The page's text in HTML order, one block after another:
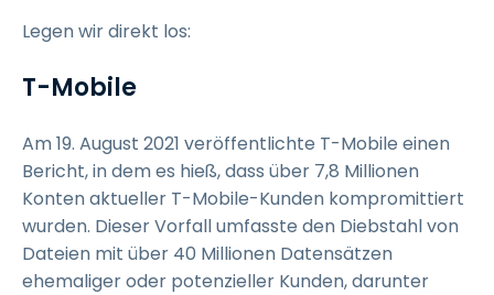
Legen wir direkt los:
T-Mobile
Am 19. August 2021 veröffentlichte T-Mobile einen
Bericht, in dem es hieß, dass über 7,8 Millionen
Konten aktueller T-Mobile-Kunden kompromittiert
wurden. Dieser Vorfall umfasste den Diebstahl von
Dateien mit über 40 Millionen Datensätzen
ehemaliger oder potenzieller Kunden, darunter